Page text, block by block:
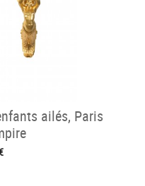
ailés, Paris